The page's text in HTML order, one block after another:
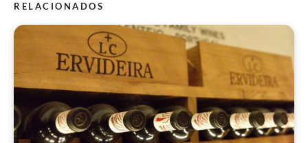
RELACIONADOS